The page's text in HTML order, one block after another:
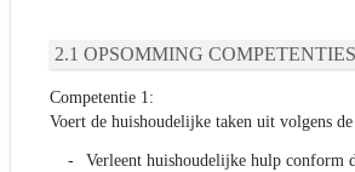
OPSOMMING COMPETENTIES
Competentie 1:
Voert de huishoudelijke taken uit volgens
Verleent huishoudelijke hulp conform